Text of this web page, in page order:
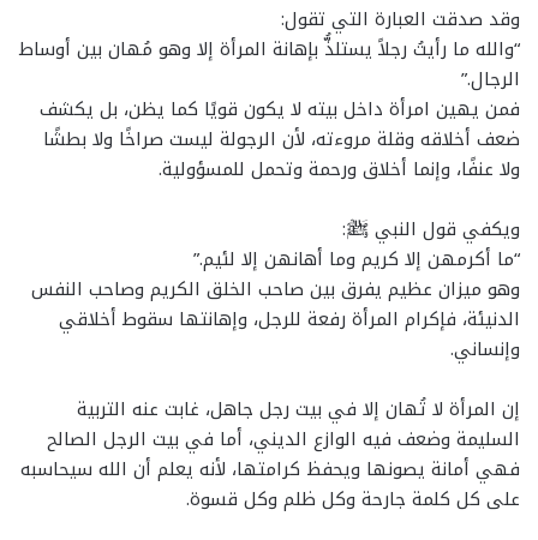
وقد صدقت العبارة التي تقول:
“والله ما رأيتُ رجلاً يستلذُّ بإهانة المرأة إلا وهو مُهان بين أوساط
الرجال.”
فمن يهين امرأة داخل بيته لا يكون قويًا كما يظن، بل يكشف
ضعف أخلاقه وقلة مروءته، لأن الرجولة ليست صراخًا ولا بطشًا
ولا عنفًا، وإنما أخلاق ورحمة وتحمل للمسؤولية.
ويكفي قول النبي ﷺ:
“ما أكرمهن إلا كريم وما أهانهن إلا لئيم.”
وهو ميزان عظيم يفرق بين صاحب الخلق الكريم وصاحب النفس
الدنيئة، فإكرام المرأة رفعة للرجل، وإهانتها سقوط أخلاقي
وإنساني.
إن المرأة لا تُهان إلا في بيت رجل جاهل، غابت عنه التربية
السليمة وضعف فيه الوازع الديني، أما في بيت الرجل الصالح
فهي أمانة يصونها ويحفظ كرامتها، لأنه يعلم أن الله سيحاسبه
على كل كلمة جارحة وكل ظلم وكل قسوة.